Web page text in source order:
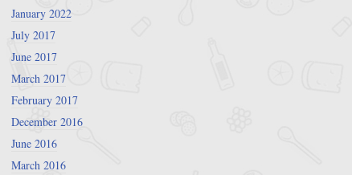
January 2022
July 2017
June 2017
March 2017
February 2017
December 2016
June 2016
March 2016